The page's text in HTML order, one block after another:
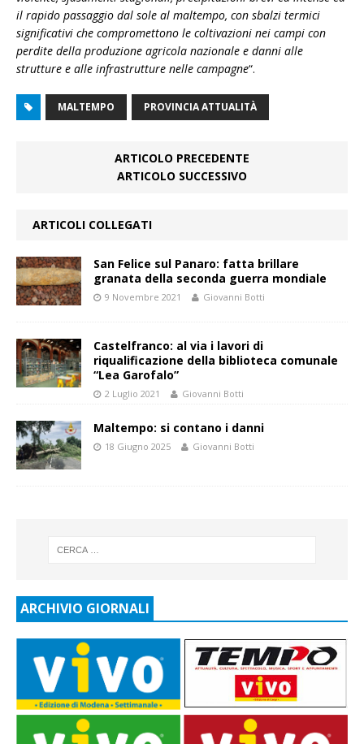
il rapido passaggio dal sole al maltempo, con sbalzi termici
significativi che compromettono le coltivazioni nei campi con
perdite della produzione agricola nazionale e danni alle
strutture e alle infrastrutture nelle campagne“.​
MALTEMPO PROVINCIA ATTUALITÀ
ARTICOLO PRECEDENTE
ARTICOLO SUCCESSIVO
ARTICOLI COLLEGATI
San Felice sul Panaro: fatta brillare
granata della seconda guerra mondiale
9 Novembre 2021 Giovanni Botti
Castelfranco: al via i lavori di
riqualificazione della biblioteca comunale
“Lea Garofalo”
2 Luglio 2021 Giovanni Botti
Maltempo: si contano i danni
18 Giugno 2025 Giovanni Botti
ARCHIVIO GIORNALI